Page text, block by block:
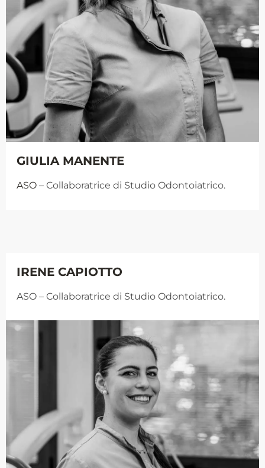
GIULIA MANENTE
ASO – Collaboratrice di Studio Odontoiatrico.
IRENE CAPIOTTO
ASO– Collaboratrice di Studio Odontoiatrico.